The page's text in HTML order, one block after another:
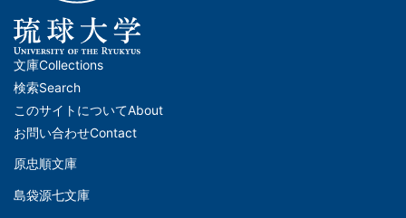
メ
イ
ン
ナ
ビ
文庫Collections
検索Search
このサイトについてAbout
お問い合わせContact
文
原忠順文庫
島袋源七文庫